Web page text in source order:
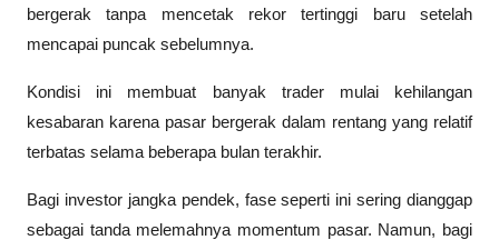
bergerak tanpa mencetak rekor tertinggi baru setelah
mencapai puncak sebelumnya.
Kondisi ini membuat banyak trader mulai kehilangan
kesabaran karena pasar bergerak dalam rentang yang relatif
terbatas selama beberapa bulan terakhir.
Bagi investor jangka pendek, fase seperti ini sering dianggap
sebagai tanda melemahnya momentum pasar. Namun, bagi